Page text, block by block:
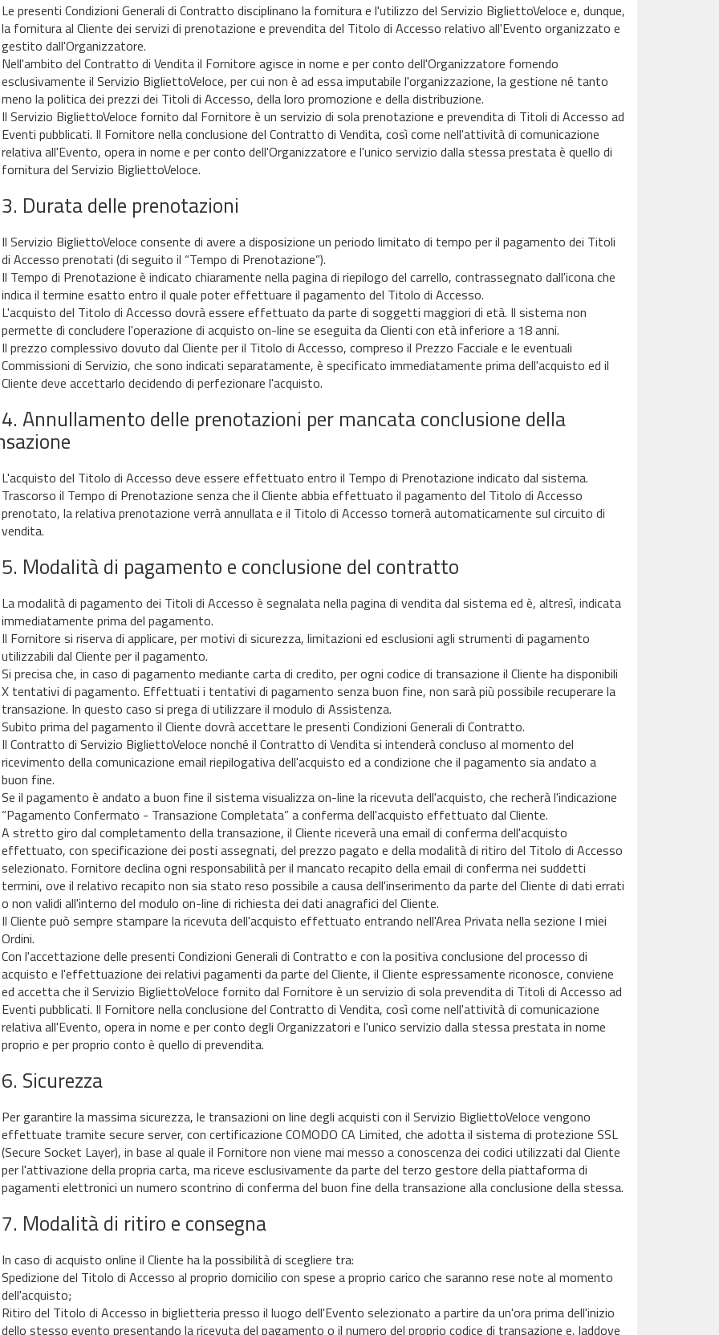
Le presenti Condizioni Generali di Contratto disciplinano la fornitura e l'utilizzo del Servizio BigliettoVeloce e, dunque,
la fornitura al Cliente dei servizi di prenotazione e prevendita del Titolo di Accesso relativo all'Evento organizzato e
gestito dall'Organizzatore.
Nell'ambito del Contratto di Vendita il Fornitore agisce in nome e per conto dell'Organizzatore fornendo
esclusivamente il Servizio BigliettoVeloce, per cui non è ad essa imputabile l'organizzazione, la gestione né tanto
meno la politica dei prezzi dei Titoli di Accesso, della loro promozione e della distribuzione.
Il Servizio BigliettoVeloce fornito dal Fornitore è un servizio di sola prenotazione e prevendita di Titoli di Accesso ad
Eventi pubblicati. Il Fornitore nella conclusione del Contratto di Vendita, così come nell'attività di comunicazione
relativa all'Evento, opera in nome e per conto dell'Organizzatore e l'unico servizio dalla stessa prestata è quello di
fornitura del Servizio BigliettoVeloce.
Durata delle prenotazioni
Il Servizio BigliettoVeloce consente di avere a disposizione un periodo limitato di tempo per il pagamento dei Titoli
di Accesso prenotati (di seguito il “Tempo di Prenotazione”).
Il Tempo di Prenotazione è indicato chiaramente nella pagina di riepilogo del carrello, contrassegnato dall'icona che
indica il termine esatto entro il quale poter effettuare il pagamento del Titolo di Accesso.
L'acquisto del Titolo di Accesso dovrà essere effettuato da parte di soggetti maggiori di età. Il sistema non
permette di concludere l'operazione di acquisto on-line se eseguita da Clienti con età inferiore a 18 anni.
Il prezzo complessivo dovuto dal Cliente per il Titolo di Accesso, compreso il Prezzo Facciale e le eventuali
Commissioni di Servizio, che sono indicati separatamente, è specificato immediatamente prima dell'acquisto ed il
Cliente deve accettarlo decidendo di perfezionare l'acquisto.
Annullamento delle prenotazioni per mancata conclusione della
L'acquisto del Titolo di Accesso deve essere effettuato entro il Tempo di Prenotazione indicato dal sistema.
Trascorso il Tempo di Prenotazione senza che il Cliente abbia effettuato il pagamento del Titolo di Accesso
prenotato, la relativa prenotazione verrà annullata e il Titolo di Accesso tornerà automaticamente sul circuito di
vendita.
Modalità di pagamento e conclusione del contratto
La modalità di pagamento dei Titoli di Accesso è segnalata nella pagina di vendita dal sistema ed è, altresì, indicata
immediatamente prima del pagamento.
Il Fornitore si riserva di applicare, per motivi di sicurezza, limitazioni ed esclusioni agli strumenti di pagamento
utilizzabili dal Cliente per il pagamento.
Si precisa che, in caso di pagamento mediante carta di credito, per ogni codice di transazione il Cliente ha disponibili
X tentativi di pagamento. Effettuati i tentativi di pagamento senza buon fine, non sarà più possibile recuperare la
transazione. In questo caso si prega di utilizzare il modulo di Assistenza.
Subito prima del pagamento il Cliente dovrà accettare le presenti Condizioni Generali di Contratto.
Il Contratto di Servizio BigliettoVeloce nonché il Contratto di Vendita si intenderà concluso al momento del
ricevimento della comunicazione email riepilogativa dell'acquisto ed a condizione che il pagamento sia andato a
buon fine.
Se il pagamento è andato a buon fine il sistema visualizza on-line la ricevuta dell'acquisto, che recherà l'indicazione
“Pagamento Confermato - Transazione Completata” a conferma dell'acquisto effettuato dal Cliente.
A stretto giro dal completamento della transazione, il Cliente riceverà una email di conferma dell'acquisto
effettuato, con specificazione dei posti assegnati, del prezzo pagato e della modalità di ritiro del Titolo di Accesso
selezionato. Fornitore declina ogni responsabilità per il mancato recapito della email di conferma nei suddetti
termini, ove il relativo recapito non sia stato reso possibile a causa dell'inserimento da parte del Cliente di dati errati
o non validi all'interno del modulo on-line di richiesta dei dati anagrafici del Cliente.
Il Cliente può sempre stampare la ricevuta dell'acquisto effettuato entrando nell'Area Privata nella sezione I miei
Ordini.
Con l'accettazione delle presenti Condizioni Generali di Contratto e con la positiva conclusione del processo di
acquisto e l'effettuazione dei relativi pagamenti da parte del Cliente, il Cliente espressamente riconosce, conviene
ed accetta che il Servizio BigliettoVeloce fornito dal Fornitore è un servizio di sola prevendita di Titoli di Accesso ad
Eventi pubblicati. Il Fornitore nella conclusione del Contratto di Vendita, così come nell'attività di comunicazione
relativa all'Evento, opera in nome e per conto degli Organizzatori e l'unico servizio dalla stessa prestata in nome
proprio e per proprio conto è quello di prevendita.
Sicurezza
Per garantire la massima sicurezza, le transazioni on line degli acquisti con il Servizio BigliettoVeloce vengono
effettuate tramite secure server, con certificazione COMODO CA Limited, che adotta il sistema di protezione SSL
(Secure Socket Layer), in base al quale il Fornitore non viene mai messo a conoscenza dei codici utilizzati dal Cliente
per l'attivazione della propria carta, ma riceve esclusivamente da parte del terzo gestore della piattaforma di
pagamenti elettronici un numero scontrino di conferma del buon fine della transazione alla conclusione della stessa.
Modalità di ritiro e consegna
In caso di acquisto online il Cliente ha la possibilità di scegliere tra:
Spedizione del Titolo di Accesso al proprio domicilio con spese a proprio carico che saranno rese note al momento
dell'acquisto;
Ritiro del Titolo di Accesso in biglietteria presso il luogo dell'Evento selezionato a partire da un'ora prima dell'inizio
dello stesso evento presentando la ricevuta del pagamento o il numero del proprio codice di transazione e, laddove